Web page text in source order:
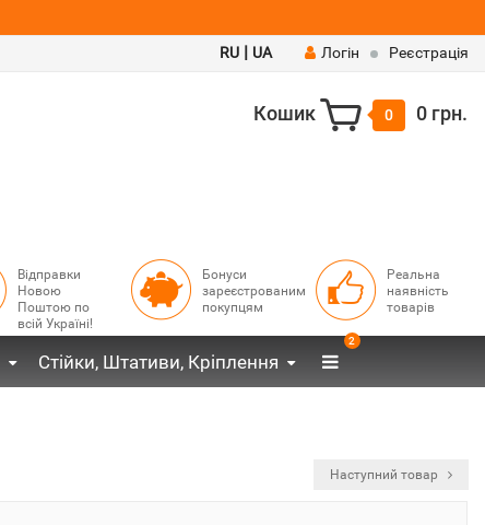
RU | UA Логін Реєстрація
Кошик 0 0 грн.
Відправки
Новою
Поштою по
всій Україні!
Бонуси
зареєстрованим
покупцям
Реальна
наявність
товарів
Стійки, Штативи, Кріплення
2
Наступний товар